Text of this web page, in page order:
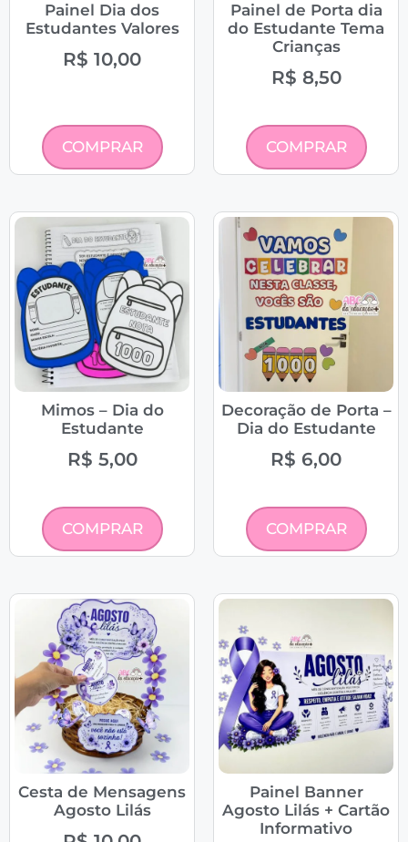
Painel Dia dos
Estudantes Valores
R$ 10,00
COMPRAR
Painel de Porta dia
do Estudante Tema
Crianças
R$ 8,50
COMPRAR
Mimos – Dia do
Estudante
R$ 5,00
COMPRAR
Decoração de Porta –
Dia do Estudante
R$ 6,00
COMPRAR
Cesta de Mensagens
Agosto Lilás
Painel Banner
Agosto Lilás + Cartão
Informativo